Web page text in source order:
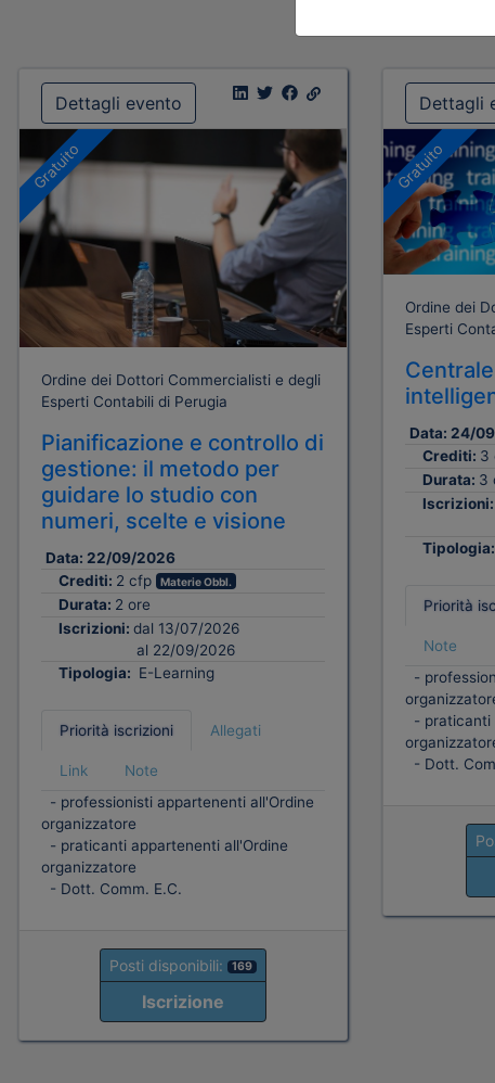
Dettagli evento
Gratuito
Ordine dei Dottori Commercialisti e degli
Esperti Contabili di Perugia
Pianificazione e controllo di
gestione: il metodo per
guidare lo studio con
numeri, scelte e visione
Data: 22/09/2026
Crediti: 2 cfp Materie Obbl.
Durata: 2 ore
Iscrizioni: dal 13/07/2026
al 22/09/2026
Tipologia: E-Learning
Priorità iscrizioni Allegati
Link
Note
- professionisti appartenenti all'Ordine
organizzatore
- praticanti appartenenti all'Ordine
organizzatore
- Dott. Comm. E.C.
Posti disponibili: 169
Iscrizione
Dettagli
Gratuito
Ordine dei
Esperti
Data: 24/
Crediti: 3
Durata: 3
Iscrizioni:
Tipologia:
Priorità
Note
-
- praticanti
- Dott.